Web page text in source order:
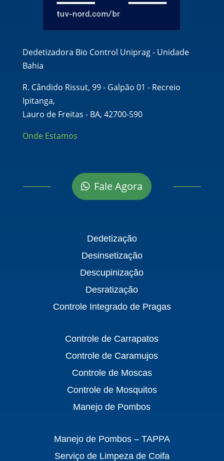
Dedetizadora Bio Control Uniprag - Unidade
Bahia
R. Cândido Rissut, 99 - Galpão 01 - Recreio
Ipitanga,
Lauro de Freitas - BA, 42700-590
Onde Estamos
Fale Agora
Dedetização
Desinsetização
Descupinização
Desratização
Controle Integrado de Pragas
Controle de Carrapatos
Controle de Caramujos
Controle de Moscas
Controle de Mosquitos
Manejo de Pombos
Manejo de Pombos – TAPPA
Serviço de Limpeza de Coifa